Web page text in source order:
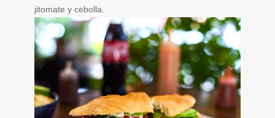
jitomate y cebolla.